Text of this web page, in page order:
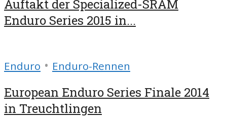
Auftakt der Specialized-SRAM
Enduro Series 2015 in...
Enduro • Enduro-Rennen
European Enduro Series Finale 2014
in Treuchtlingen